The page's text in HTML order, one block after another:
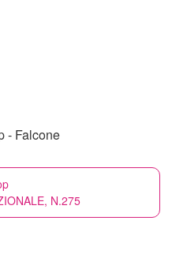
- Falcone
N.275